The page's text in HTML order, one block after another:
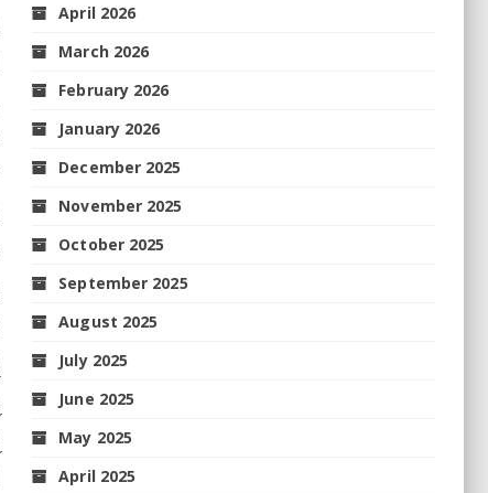
April 2026
March 2026
February 2026
January 2026
December 2025
November 2025
October 2025
September 2025
August 2025
July 2025
June 2025
May 2025
April 2025